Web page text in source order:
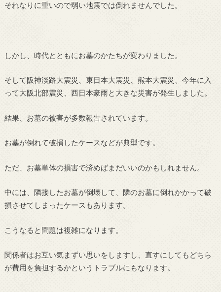
それなりに重いので弱い地震では倒れませんでした。
しかし、時代とともにお墓のかたちが変わりました。
そして阪神淡路大震災、東日本大震災、熊本大震災、今年に入
って大阪北部震災、西日本豪雨と大きな災害が発生しました。
結果、お墓の被害が多数報告されています。
お墓が倒れて破損したケースなどが典型です。
ただ、お墓単体の損害で済めばまだいいのかもしれません。
中には、隣接したお墓が倒壊して、隣のお墓に倒れかかって破
損させてしまったケースもあります。
こうなると問題は複雑になります。
関係者はお互い気まずい思いをしますし、直すにしてもどちら
が費用を負担するかというトラブルにもなります。